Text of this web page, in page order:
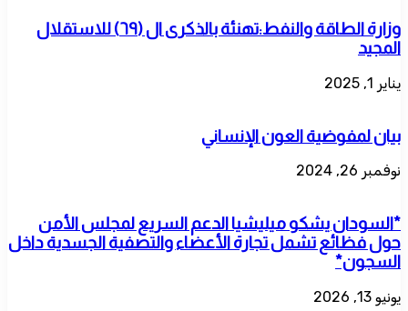
وزارة الطاقة والنفط:تهنئة بالذكرى ال (٦٩) للاستقلال
المجيد
يناير 1, 2025
بيان لمفوضية العون الإنساني
نوفمبر 26, 2024
*السودان يشكو ميليشيا الدعم السريع لمجلس الأمن
حول فظائع تشمل تجارة الأعضاء والتصفية الجسدية داخل
السجون*
يونيو 13, 2026